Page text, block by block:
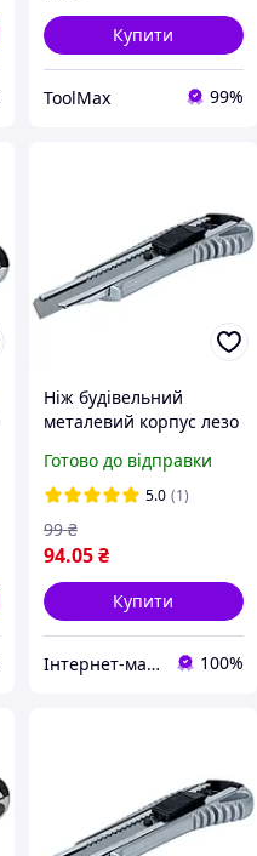
Купити
ToolMax 99%
Ніж будівельний
металевий корпус лезо
замок Sigma 8211021
Готово до відправки
5.0 (1)
94.05 ₴
99 ₴
Купити
Інтернет-магазин інструментів "R-Tools" 100%